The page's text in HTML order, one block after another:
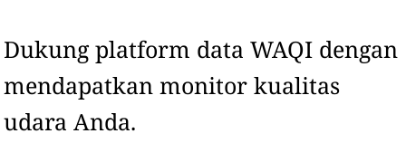
Dukung platform data WAQI dengan
mendapatkan monitor kualitas
udara Anda.